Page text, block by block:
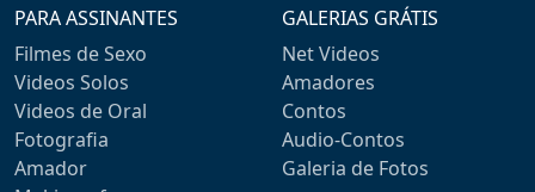
PARA ASSINANTES
Filmes de Sexo
Videos Solos
Videos de Oral
Fotografia
Amador
GALERIAS GRÁTIS
Net Videos
Amadores
Contos
Audio-Contos
Galeria de Fotos